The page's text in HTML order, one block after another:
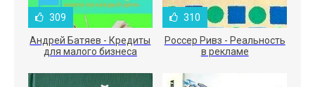
309
Андрей Батяев - Кредиты
для малого бизнеса
310
Россер Ривз - Реальность
в рекламе